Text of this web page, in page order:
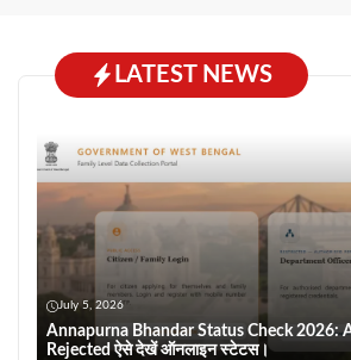
LATEST NEWS
July 5, 2026
Annapurna Bhandar Status Check 2026:
Rejected ऐसे देखें ऑनलाइन स्टेटस।